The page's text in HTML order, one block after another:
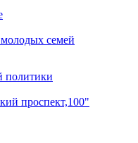
семей
политики
проспект,100"